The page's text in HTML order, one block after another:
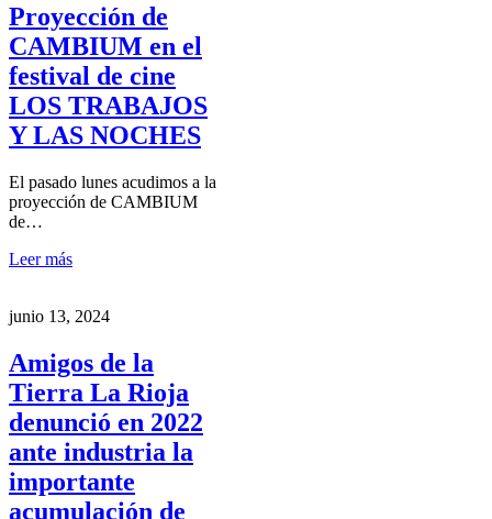
Proyección de
CAMBIUM en el
festival de cine
LOS TRABAJOS
Y LAS NOCHES
El pasado lunes acudimos a la
proyección de CAMBIUM
de…
Leer más
junio 13, 2024
Amigos de la
Tierra La Rioja
denunció en 2022
ante industria la
importante
acumulación de